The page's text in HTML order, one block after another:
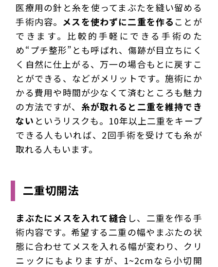
医療用の針と糸を使ってまぶたを縫い留める
手術内容。 メスを使わずに二重を作る ことが
できます。比較的手軽にできる手術のた
め“プチ整形”とも呼ばれ、傷跡が目立ちにく
く自然に仕上がる、万一の場合もとに戻すこ
とができる、などがメリットです。施術にか
かる費用や時間が少なくて済むところも魅力
の方法ですが、 糸が取れると二重を維持でき
ない というリスクも。10年以上二重をキープ
できる人もいれば、2回手術を受けても糸が
取れる人もいます。
二重切開法
まぶたにメスを入れて縫合 し、二重を作る手
術内容です。希望する二重の幅やまぶたの状
態に合わせてメスを入れる幅が変わり、クリ
ニックにもよりますが、1~2cmなら小切開